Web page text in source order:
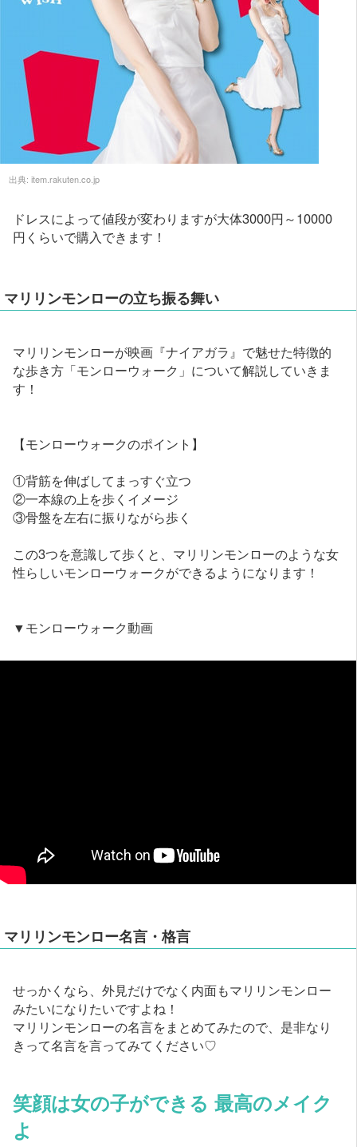
出典: item.rakuten.co.jp
ドレスによって値段が変わりますが大体3000円～10000
円くらいで購入できます！
マリリンモンローの立ち振る舞い
マリリンモンローが映画『ナイアガラ』で魅せた特徴的
な歩き方「モンローウォーク」について解説していきま
す！
【モンローウォークのポイント】
①背筋を伸ばしてまっすぐ立つ
②一本線の上を歩くイメージ
③骨盤を左右に振りながら歩く
この3つを意識して歩くと、マリリンモンローのような女
性らしいモンローウォークができるようになります！
▼モンローウォーク動画
マリリンモンロー名言・格言
せっかくなら、外見だけでなく内面もマリリンモンロー
みたいになりたいですよね！
マリリンモンローの名言をまとめてみたので、是非なり
きって名言を言ってみてください♡
笑顔は女の子ができる 最高のメイク
よ